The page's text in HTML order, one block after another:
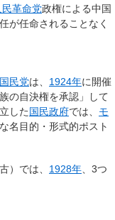
革命党政権による中国
が任命されることなく
民党は、 1924年に開催
の自決権を承認」して
した国民政府では、 モ
名目的・形式的ポスト
）では、 1928年 、3つ